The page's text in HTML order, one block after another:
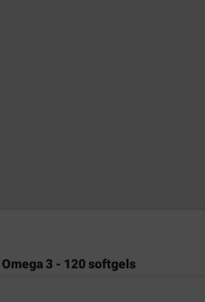
Omega 3 - 120 softgels